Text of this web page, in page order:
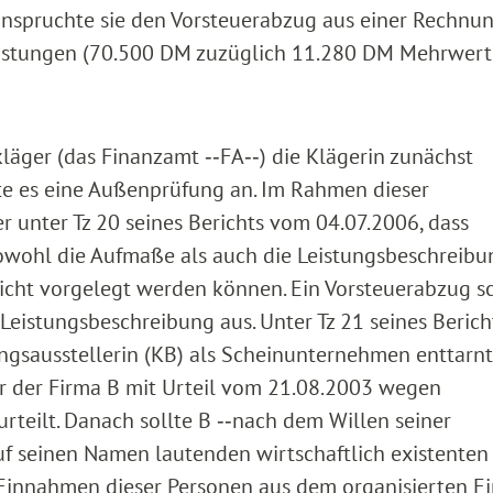
sie den Vorsteuerabzug aus einer
(70.500 DM zuzüglich 11.280 DM
(das Finanzamt ‑‑FA‑‑) die Klägerin zunächst
eine Außenprüfung an. Im Rahmen dieser
Tz 20 seines Berichts vom 04.07.2006, dass
die Aufmaße als auch die
vorgelegt werden können. Ein Vorsteuerabzug
aus. Unter Tz 21 seines
(KB) als Scheinunternehmen enttarnt
der Firma B mit Urteil vom 21.08.2003 wegen
Danach sollte B ‑‑nach dem Willen seiner
seinen Namen lautenden wirtschaftlich existenten
dieser Personen aus dem organisierten